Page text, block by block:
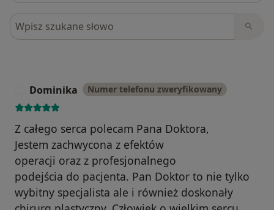
Szukaj w opiniach
Dominika Numer telefonu zweryfikowany
Z całego serca polecam Pana Doktora,
Jestem zachwycona z efektów
operacji oraz z profesjonalnego
podejścia do pacjenta. Pan Doktor to nie tylko
wybitny specjalista ale i również doskonały